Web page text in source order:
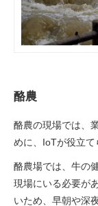
酪農
酪農の現場では、
めに、IoTが役立て
酪農場では、牛の
現場にいる必要が
いため、早朝や深